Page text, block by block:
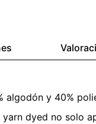
algodón y 40%
dyed no solo